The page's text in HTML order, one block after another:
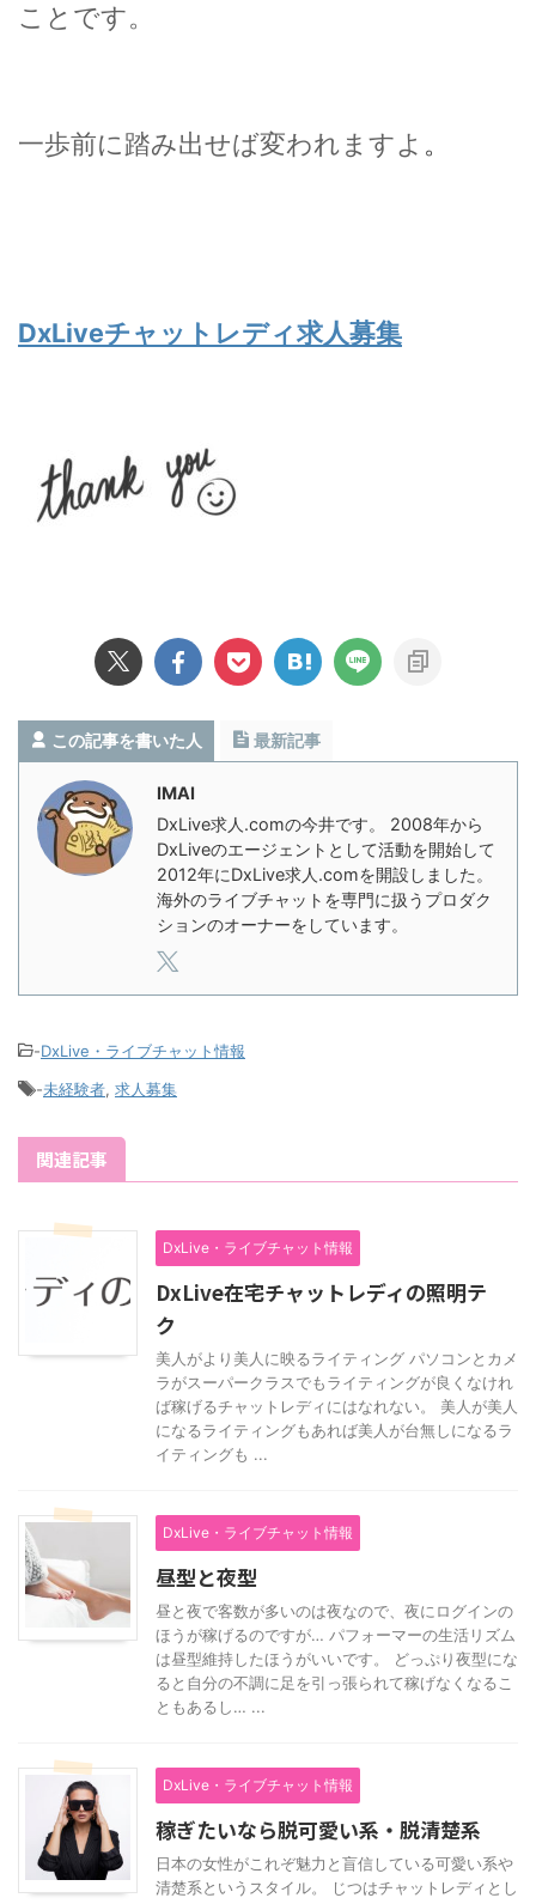
ことです。
一歩前に踏み出せば変われますよ 。
DxLiveチャットレディ求人募集
この記事を書いた人 最新記事
IMAI
DxLive求人.comの今井です。 2008年から
DxLiveのエージェントとして活動を開始して
2012年にDxLive求人.comを開設しました。
海外のライブチャットを専門に扱うプロダク
ションのオーナーをしています。
-DxLive・ライブチャット情報
-未経験者, 求人募集
関連記事
DxLive・ライブチャット情報
DxLive在宅チャットレディの照明テ
ク
美人がより美人に映るライティング パソコンとカメ
ラがスーパークラスでもライティングが良くなけれ
ば稼げるチャットレディにはなれない。 美人が美人
になるライティングもあれば美人が台無しになるラ
イティングも ...
DxLive・ライブチャット情報
昼型と夜型
昼と夜で客数が多いのは夜なので、夜にログインの
ほうが稼げるのですが… パフォーマーの生活リズム
は昼型維持したほうがいいです。 どっぷり夜型にな
ると自分の不調に足を引っ張られて稼げなくなるこ
ともあるし… ...
DxLive・ライブチャット情報
稼ぎたいなら脱可愛い系・脱清楚系
日本の女性がこれぞ魅力と盲信している可愛い系や
清楚系というスタイル。 じつはチャットレディとし